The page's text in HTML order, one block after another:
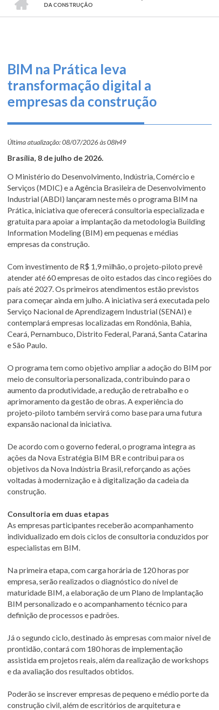
O
que
Informe-
se
Conosco
e
Prestação
de
Contas
TRILHA
DE
DA CONSTRUÇÃO
BIM na Prática leva
transformação digital a
empresas da construção
Última atualização:08/07/2026 às 08h49
Brasília, 8 de julho de 2026.
O Ministério do Desenvolvimento, Indústria, Comércio e
Serviços (MDIC) e a Agência Brasileira de Desenvolvimento
Industrial (ABDI) lançaram neste mês o programa BIM na
Prática, iniciativa que oferecerá consultoria especializada e
gratuita para apoiar a implantação da metodologia Building
Information Modeling (BIM) em pequenas e médias
empresas da construção.
Com investimento de R$ 1,9 milhão, o projeto-piloto prevê
atender até 60 empresas de oito estados das cinco regiões do
país até 2027. Os primeiros atendimentos estão previstos
para começar ainda em julho. A iniciativa será executada pelo
Serviço Nacional de Aprendizagem Industrial (SENAI) e
contemplará empresas localizadas em Rondônia, Bahia,
Ceará, Pernambuco, Distrito Federal, Paraná, Santa Catarina
e São Paulo.
O programa tem como objetivo ampliar a adoção do BIM por
meio de consultoria personalizada, contribuindo para o
aumento da produtividade, a redução de retrabalho e o
aprimoramento da gestão de obras. A experiência do
projeto-piloto também servirá como base para uma futura
expansão nacional da iniciativa.
De acordo com o governo federal, o programa integra as
ações da Nova Estratégia BIM BR e contribui para os
objetivos da Nova Indústria Brasil, reforçando as ações
voltadas à modernização e à digitalização da cadeia da
construção.
Consultoria em duas etapas
As empresas participantes receberão acompanhamento
individualizado em dois ciclos de consultoria conduzidos por
especialistas em BIM.
Na primeira etapa, com carga horária de 120 horas por
empresa, serão realizados o diagnóstico do nível de
maturidade BIM, a elaboração de um Plano de Implantação
BIM personalizado e o acompanhamento técnico para
definição de processos e padrões.
Já o segundo ciclo, destinado às empresas com maior nível de
prontidão, contará com 180 horas de implementação
assistida em projetos reais, além da realização de workshops
e da avaliação dos resultados obtidos.
Poderão se inscrever empresas de pequeno e médio porte da
construção civil, além de escritórios de arquitetura e